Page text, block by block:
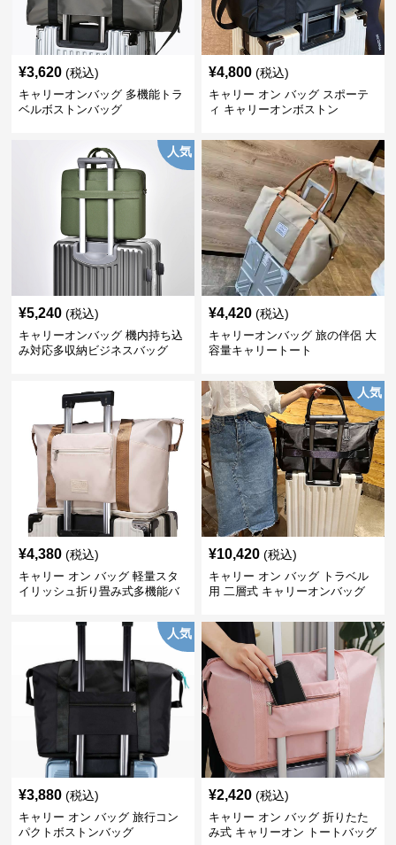
¥3,620 (税込)
キャリーオンバッグ 多機能トラ
ベルボストンバッグ
¥4,800 (税込)
キャリー オン バッグ スポーテ
ィ キャリーオンボストン
人気
¥5,240 (税込)
キャリーオンバッグ 機内持ち込
み対応多収納ビジネスバッグ
¥4,420 (税込)
キャリーオンバッグ 旅の伴侶 大
容量キャリートート
¥4,380 (税込)
キャリー オン バッグ 軽量スタ
イリッシュ折り畳み式多機能バ
人気
¥10,420 (税込)
キャリー オン バッグ トラベル
用 二層式 キャリーオンバッグ
人気
¥3,880 (税込)
キャリー オン バッグ 旅行コン
パクトボストンバッグ
¥2,420 (税込)
キャリー オン バッグ 折りたた
み式 キャリーオン トートバッグ